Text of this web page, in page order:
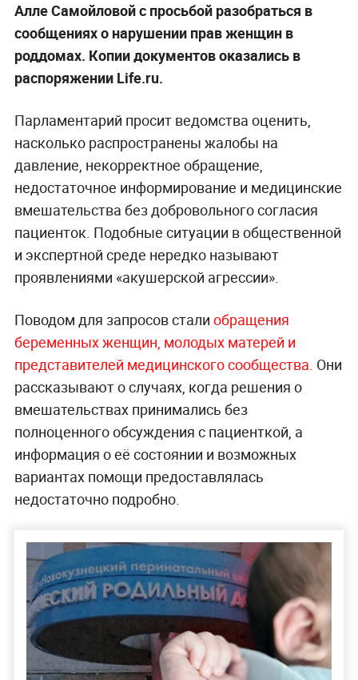
Алле Самойловой с просьбой разобраться в
сообщениях о нарушении прав женщин в
роддомах. Копии документов оказались в
распоряжении Life.ru.
Парламентарий просит ведомства оценить,
насколько распространены жалобы на
давление, некорректное обращение,
недостаточное информирование и медицинские
вмешательства без добровольного согласия
пациенток. Подобные ситуации в общественной
и экспертной среде нередко называют
проявлениями «акушерской агрессии».
Поводом для запросов стали обращения
беременных женщин, молодых матерей и
представителей медицинского сообщества. Они
рассказывают о случаях, когда решения о
вмешательствах принимались без
полноценного обсуждения с пациенткой, а
информация о её состоянии и возможных
вариантах помощи предоставлялась
недостаточно подробно.